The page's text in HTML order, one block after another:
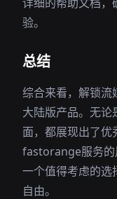
验。
总结
综合来看，解锁
大陆版产品。无论
面，都展现出了
fastorange服务的
一个值得考虑的选
自由。